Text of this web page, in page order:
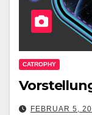
CATROPHY
FEBRUAR 5,